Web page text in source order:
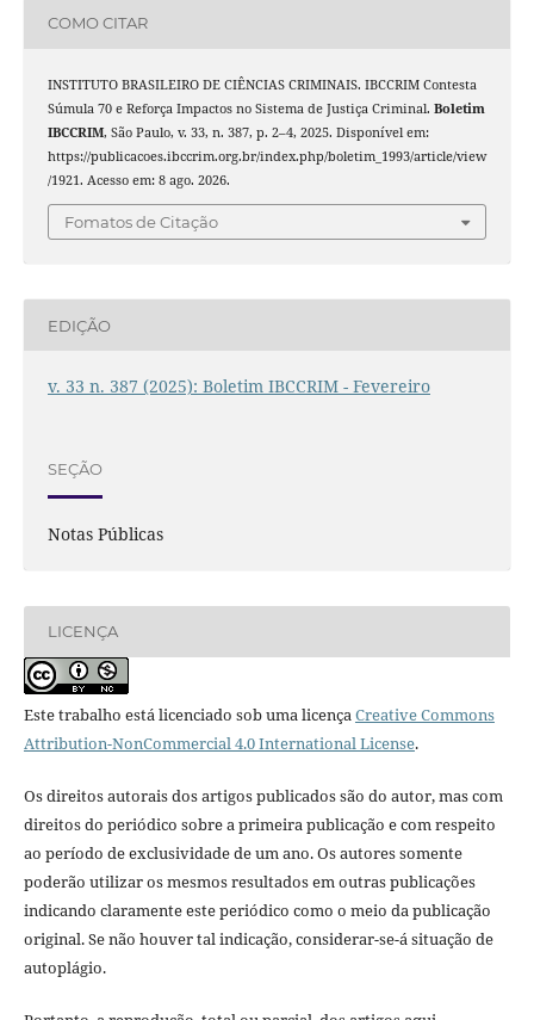
COMO CITAR
INSTITUTO BRASILEIRO DE CIÊNCIAS CRIMINAIS. IBCCRIM Contesta
Súmula 70 e Reforça Impactos no Sistema de Justiça Criminal. Boletim
IBCCRIM, São Paulo, v. 33, n. 387, p. 2–4, 2025. Disponível em:
https://publicacoes.ibccrim.org.br/index.php/boletim_1993/article/view
/1921. Acesso em: 8 ago. 2026.
Fomatos de Citação
EDIÇÃO
v. 33 n. 387 (2025): Boletim IBCCRIM - Fevereiro
SEÇÃO
Notas Públicas
LICENÇA
Este trabalho está licenciado sob uma licençaCreative Commons
Attribution-NonCommercial 4.0 International License.
Os direitos autorais dos artigos publicados são do autor, mas com
direitos do periódico sobre a primeira publicação e com respeito
ao período de exclusividade de um ano. Os autores somente
poderão utilizar os mesmos resultados em outras publicações
indicando claramente este periódico como o meio da publicação
original. Se não houver tal indicação, considerar-se-á situação de
autoplágio.